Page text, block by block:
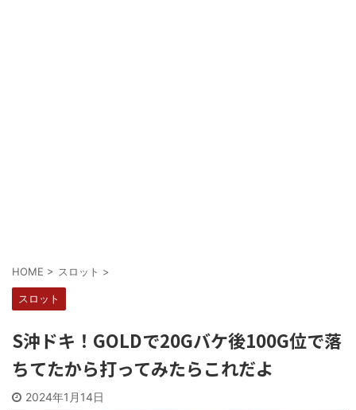
HOME > スロット >
スロット
S沖ドキ！GOLDで20Gバケ後100G位で落
ちてたから打ってみたらこれだよ
2024年1月14日